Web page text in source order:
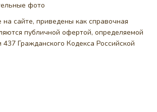
фото
сайте, приведены как справочная
публичной офертой, определяемой
Гражданского Кодекса Российской